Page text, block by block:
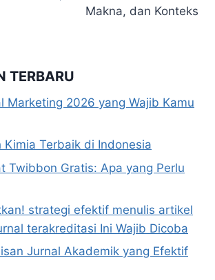
Makna, dan Konteks
TERBARU
Marketing 2026 yang Wajib Kamu
Kimia Terbaik di Indonesia
Twibbon Gratis: Apa yang Perlu
strategi efektif menulis artikel
terakreditasi Ini Wajib Dicoba
Jurnal Akademik yang Efektif